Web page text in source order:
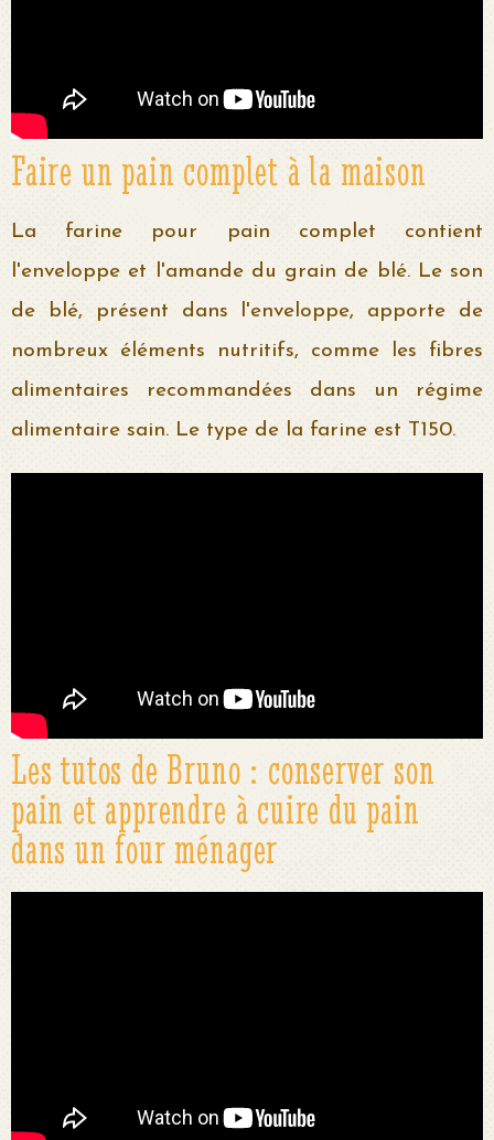
Faire un pain complet à la maison
La farine pour pain complet contient
l'enveloppe et l'amande du grain de blé. Le son
de blé, présent dans l'enveloppe, apporte de
nombreux éléments nutritifs, comme les fibres
alimentaires recommandées dans un régime
alimentaire sain. Le type de la farine est T150.
Les tutos de Bruno : conserver son
pain et apprendre à cuire du pain
dans un four ménager